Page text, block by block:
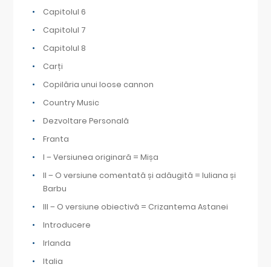
Capitolul 6
Capitolul 7
Capitolul 8
Carți
Copilăria unui loose cannon
Country Music
Dezvoltare Personală
Franta
I – Versiunea originară = Mișa
II – O versiune comentată și adăugită = Iuliana și
Barbu
III – O versiune obiectivă = Crizantema Astanei
Introducere
Irlanda
Italia